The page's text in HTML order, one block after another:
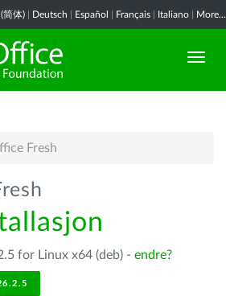
简体) Deutsch Español Français Italiano More...
Fresh
for Linux x64 (deb) - endre?